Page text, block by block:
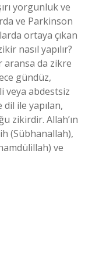
yorgunluk ve
ve Parkinson
ortaya çıkan
nasıl yapılır?
aransa da zikre
gündüz,
veya abdestsiz
ile yapılan,
zikirdir. Allah’ın
(Sübhanallah),
ve